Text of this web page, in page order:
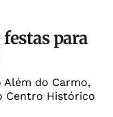
para
Além do Carmo,
Centro Histórico